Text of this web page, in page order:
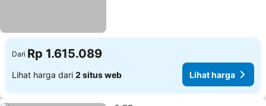
Dari Rp 1.615.089
Lihat harga dari 2 situs web Lihat harga